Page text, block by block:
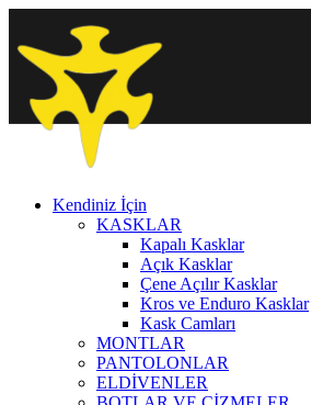
Kendiniz İçin
KASKLAR
Kapalı Kasklar
Açık Kasklar
Çene Açılır Kasklar
Kros ve Enduro Kasklar
Kask Camları
MONTLAR
PANTOLONLAR
ELDİVENLER